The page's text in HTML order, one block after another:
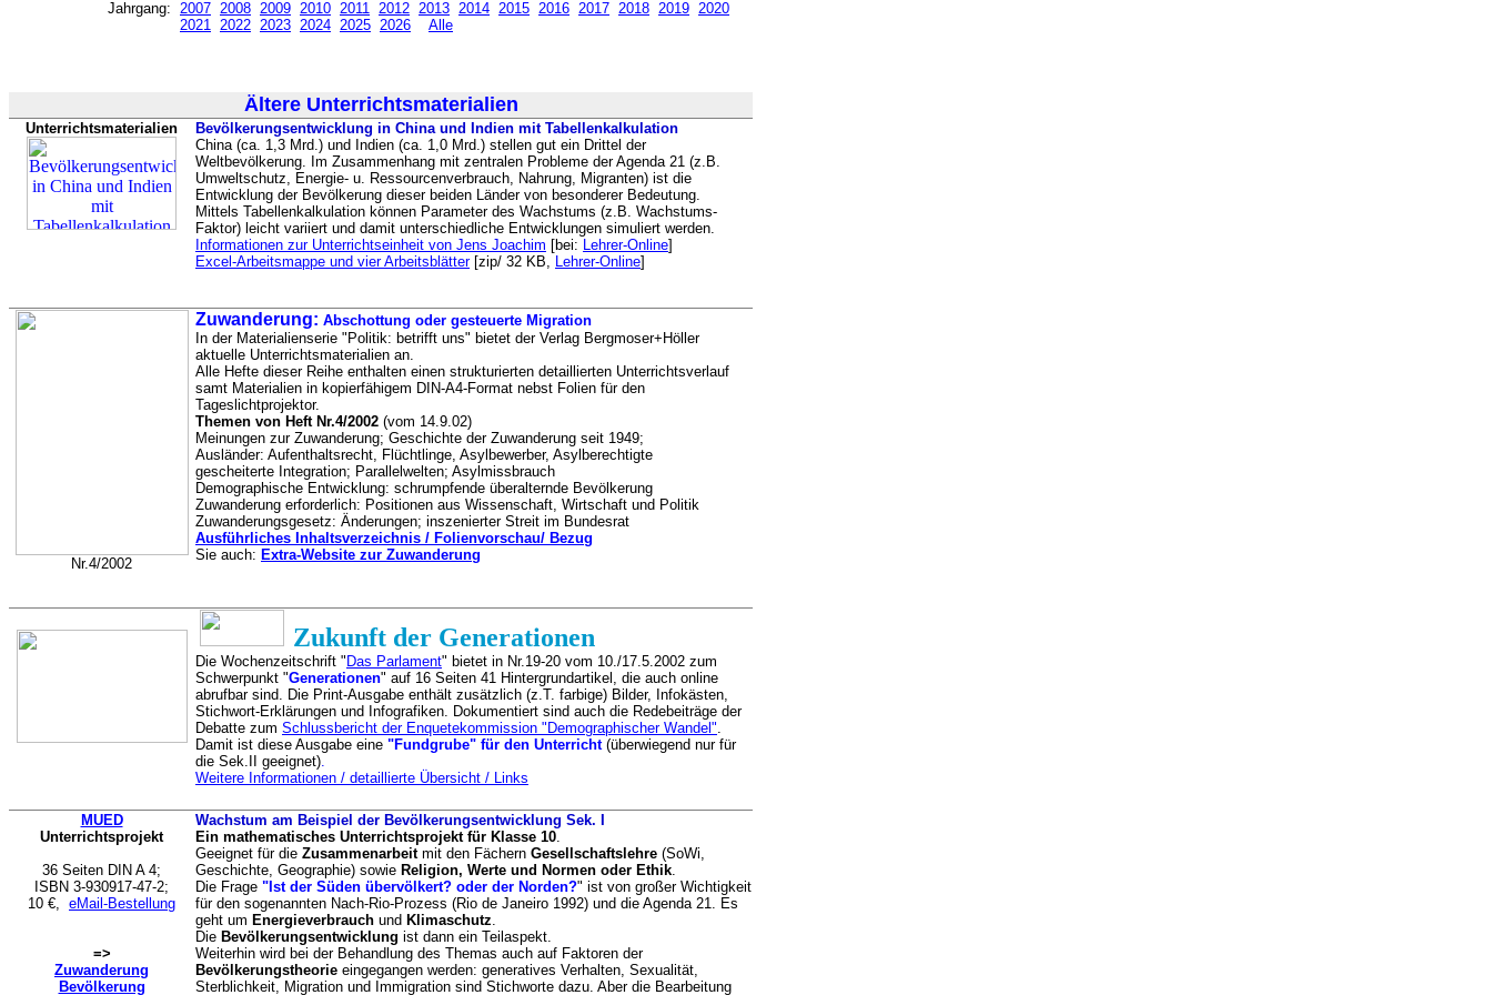
Jahrgang: 2007 2008 2009 2010 2011 2012 2013 2014 2015 2016 2017 2018 2019 2020
2021 2022 2023 2024 2025 2026 Alle
Ältere Unterrichtsmaterialien
Unterrichtsmaterialien
Bevölkerungsentwicklung in China und Indien mit Tabellenkalkulation
China (ca. 1,3 Mrd.) und Indien (ca. 1,0 Mrd.) stellen gut ein Drittel der
Weltbevölkerung. Im Zusammenhang mit zentralen Probleme der Agenda 21 (z.B.
Umweltschutz, Energie- u. Ressourcenverbrauch, Nahrung, Migranten) ist die
Entwicklung der Bevölkerung dieser beiden Länder von besonderer Bedeutung.
Mittels Tabellenkalkulation können Parameter des Wachstums (z.B. Wachstums-
Faktor) leicht variiert und damit unterschiedliche Entwicklungen simuliert werden.
Informationen zur Unterrichtseinheit von Jens Joachim [bei: Lehrer-Online]
Excel-Arbeitsmappe und vier Arbeitsblätter[zip/ 32 KB, Lehrer-Online]
Nr.4/2002
Zuwanderung: Abschottung oder gesteuerte Migration
In der Materialienserie "Politik: betrifft uns" bietet der Verlag Bergmoser+Höller
aktuelle Unterrichtsmaterialien an.
Alle Hefte dieser Reihe enthalten einen strukturierten detaillierten Unterrichtsverlauf
samt Materialien in kopierfähigem DIN-A4-Format nebst Folien für den
Tageslichtprojektor.
Themen von Heft Nr.4/2002 (vom 14.9.02)
Meinungen zur Zuwanderung; Geschichte der Zuwanderung seit 1949;
Ausländer: Aufenthaltsrecht, Flüchtlinge, Asylbewerber, Asylberechtigte
gescheiterte Integration; Parallelwelten; Asylmissbrauch
Demographische Entwicklung: schrumpfende überalternde Bevölkerung
Zuwanderung erforderlich: Positionen aus Wissenschaft, Wirtschaft und Politik
Zuwanderungsgesetz: Änderungen; inszenierter Streit im Bundesrat
Ausführliches Inhaltsverzeichnis / Folienvorschau/ Bezug
Sie auch: Extra-Website zur Zuwanderung
Zukunft der Generationen
Die Wochenzeitschrift " Das Parlament" bietet in Nr.19-20 vom 10./17.5.2002 zum
Schwerpunkt "Generationen" auf 16 Seiten 41 Hintergrundartikel, die auch online
abrufbar sind. Die Print-Ausgabe enthält zusätzlich (z.T. farbige) Bilder, Infokästen,
Stichwort-Erklärungen und Infografiken. Dokumentiert sind auch die Redebeiträge der
Debatte zum Schlussbericht der Enquetekommission "Demographischer Wandel".
Damit ist diese Ausgabe eine "Fundgrube" für den Unterricht (überwiegend nur für
die Sek.II geeignet).
Weitere Informationen / detaillierte Übersicht / Links
MUED
Unterrichtsprojekt
36 Seiten DIN A 4;
ISBN 3-930917-47-2;
10 €, eMail-Bestellung
=>
Zuwanderung
Bevölkerung
Wachstum am Beispiel der Bevölkerungsentwicklung Sek. I
Ein mathematisches Unterrichtsprojekt für Klasse 10.
Geeignet für die Zusammenarbeitmit den Fächern Gesellschaftslehre (SoWi,
Geschichte, Geographie) sowie Religion, Werte und Normen oder Ethik.
Die Frage "Ist der Süden übervölkert? oder der Norden?" ist von großer Wichtigkeit
für den sogenannten Nach-Rio-Prozess (Rio de Janeiro 1992) und die Agenda 21. Es
geht um Energieverbrauch und Klimaschutz.
Die Bevölkerungsentwicklung ist dann ein Teilaspekt.
Weiterhin wird bei der Behandlung des Themas auch auf Faktoren der
Bevölkerungstheorie eingegangen werden: generatives Verhalten, Sexualität,
Sterblichkeit, Migration und Immigration sind Stichworte dazu. Aber die Bearbeitung